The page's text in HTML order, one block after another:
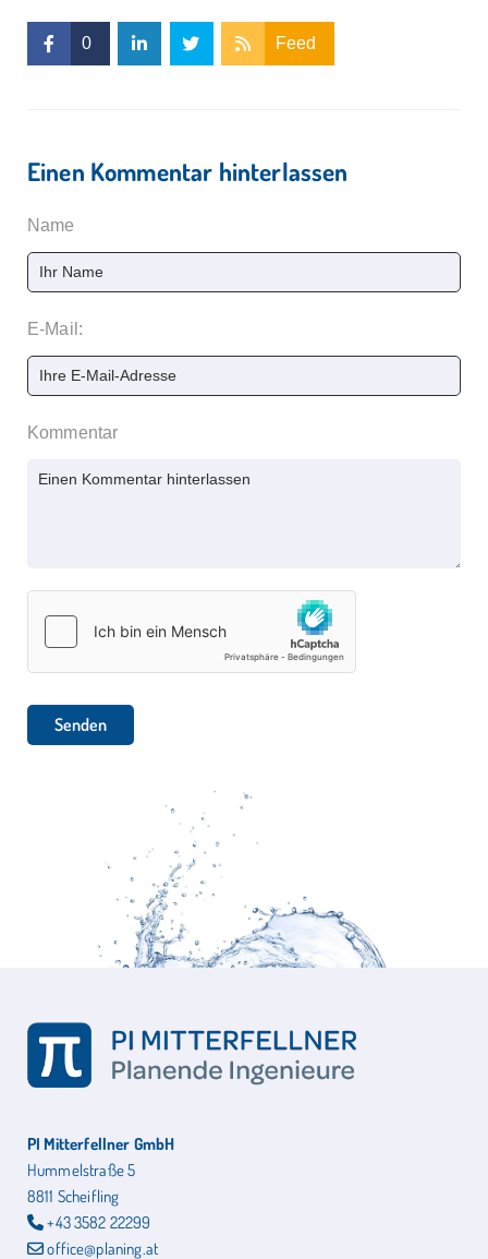
0 Feed
Einen Kommentar hinterlassen
Name
E-Mail:
Kommentar
PI Mitterfellner GmbH
Hummelstraße 5
8811 Scheifling
 +43 3582 22299
 office@planing.at